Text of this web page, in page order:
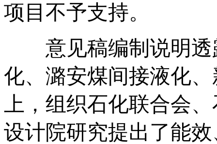
项目不予支持。
意见稿编制说明透
化、潞安煤间接液化
上，组织石化联合会
设计院研究提出了能